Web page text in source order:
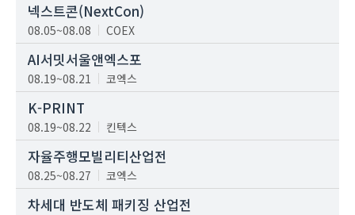
넥스트콘(NextCon)
08.05~08.08 COEX
AI서밋서울앤엑스포
08.19~08.21 코엑스
K-PRINT
08.19~08.22 킨텍스
자율주행모빌리티산업전
08.25~08.27 코엑스
차세대 반도체 패키징 산업전